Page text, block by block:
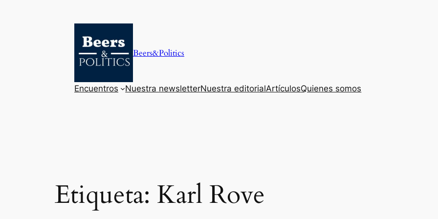
Beers&Politics
Encuentros Nuestra newsletterNuestra editorialArtículosQuienes somos
Etiqueta: Karl Rove